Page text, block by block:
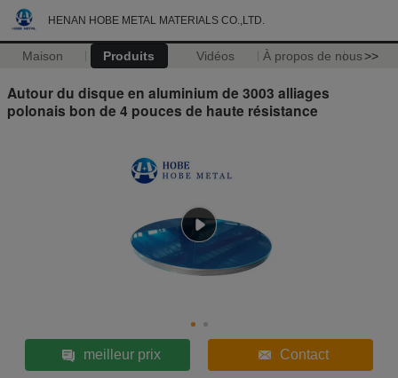
HENAN HOBE METAL MATERIALS CO.,LTD.
Maison Produits Vidéos À propos de nous>>
Autour du disque en aluminium de 3003 alliages
polonais bon de 4 pouces de haute résistance
meilleur prix Contact